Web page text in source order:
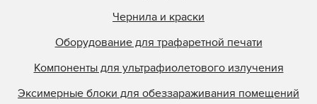
Чернила и краски
Оборудование для трафаретной печати
Компоненты для ультрафиолетового излучения
Эксимерные блоки для обеззараживания помещений